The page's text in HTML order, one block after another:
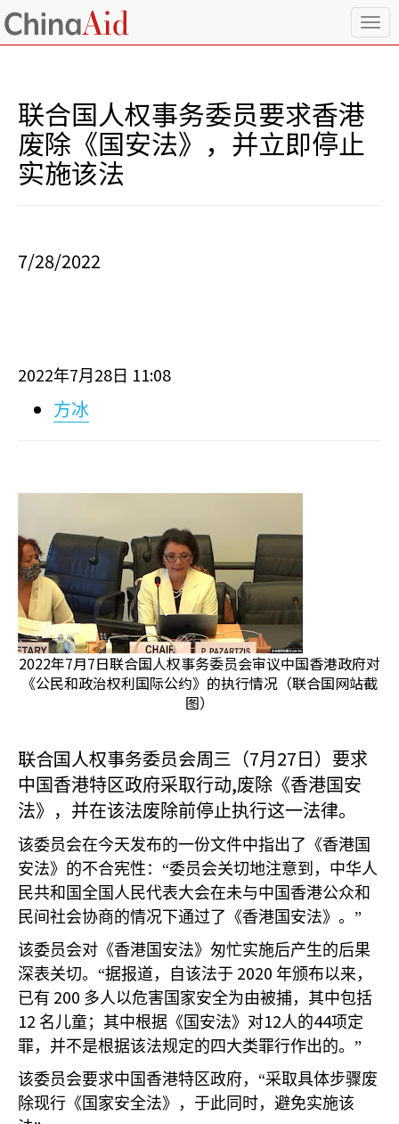
T
o
联合国人权事务委员要求香港
废除《国安法》，并立即停止
实施该法
7/28/2022
2022年7月 28 日 11:08
方冰
2022年7月7日联合国人权事务委员会审议中国香港政府对
《公民和政治权利国际公约》的执行情况（联合国网站截
图）
联合国人权事务委员会周三（7月 27 日）要求
中国香港特区政府采取行动,废除《香港国安
法》，并在该法废除前停止执行这一法律。
该委员会在今天发布的一份文件中指出了《香港国
安法》的不合宪性：“委员会关切地注意到，中华人
民共和国全国人民代表大会在未与中国香港公众和
民间社会协商的情况下通过了《香港国安法》。”
该委员会对《香港国安法》匆忙实施后产生的后果
深表关切。“据报道，自该法于 2020 年颁布以来，
已有 200 多人以危害国家安全为由被捕，其中包括
12 名儿童；其中根据《国安法》对12人的44项定
罪，并不是根据该法规定的四大类罪行作出的。”
该委员会要求中国香港特区政府，“采取具体步骤废
除现行《国家安全法》，于此同时，避免实施该